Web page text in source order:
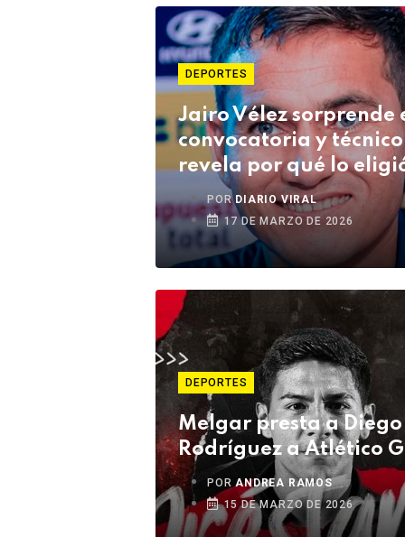
DEPORTES
Jairo Vélez sorprende
convocatoria y técnico
revela por qué lo
POR DIARIO VIRAL
17 DE MARZO DE 2026
DEPORTES
Melgar presta a Diego
Rodríguez a Atlético
PORANDREA RAMOS
15 DE MARZO DE 2026